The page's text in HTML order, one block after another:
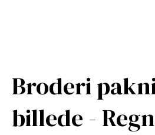
Broderi
billede -